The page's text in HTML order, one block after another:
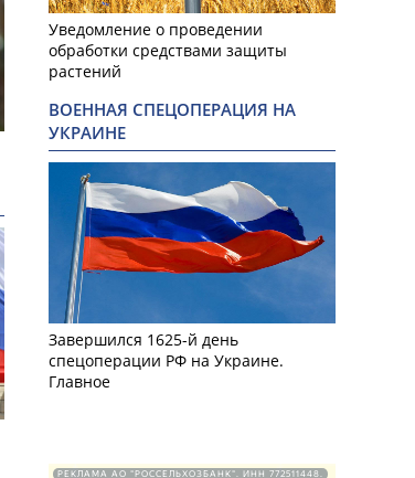
Уведомление о проведении
обработки средствами защиты
растений
ВОЕННАЯ СПЕЦОПЕРАЦИЯ НА
УКРАИНЕ
Завершился 1625-й день
спецоперации РФ на Украине.
Главное
РЕКЛАМА АО "РОССЕЛЬХОЗБАНК". ИНН 772511448.